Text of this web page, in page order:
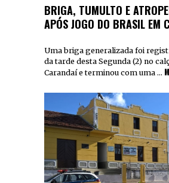
BRIGA, TUMULTO E
APÓS JOGO DO BRASIL EM
Uma briga generalizada foi
da tarde desta Segunda (2) no
Carandaí e terminou com uma …